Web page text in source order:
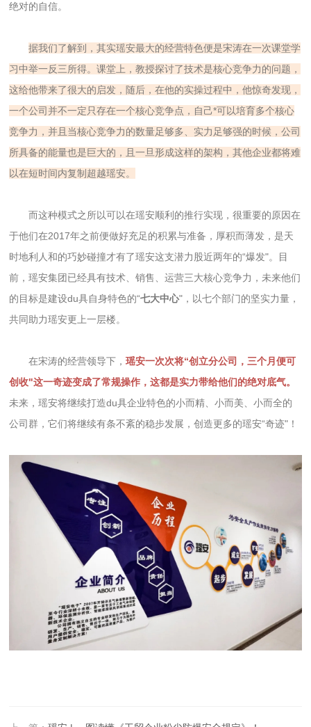
绝对的自信。
据我们了解到，其实瑶安最大的经营特色便是宋涛在一次课堂学
习中举一反三所得。课堂上，教授探讨了技术是核心竞争力的问题，
这给他带来了很大的启发，随后，在他的实操过程中，他惊奇发现，
一个公司并不一定只存在一个核心竞争点，自己*可以培育多个核心
竞争力，并且当核心竞争力的数量足够多、实力足够强的时候，公司
所具备的能量也是巨大的，且一旦形成这样的架构，其他企业都将难
以在短时间内复制超越瑶安。
而这种模式之所以可以在瑶安顺利的推行实现，很重要的原因在
于他们在2017年之前便做好充足的积累与准备，厚积而薄发，是天
时地利人和的巧妙碰撞才有了瑶安这支潜力股近两年的“爆发"。目
前，瑶安集团已经具有技术、销售、运营三大核心竞争力，未来他们
的目标是建设du具自身特色的“七大中心"，以七个部门的坚实力量，
共同助力瑶安更上一层楼。
在宋涛的经营领导下，瑶安一次次将“创立分公司，三个月便可
创收"这一奇迹变成了常规操作，这都是实力带给他们的绝对底气。
未来，瑶安将继续打造du具企业特色的小而精、小而美、小而全的
公司群，它们将继续有条不紊的稳步发展，创造更多的瑶安“奇迹"！